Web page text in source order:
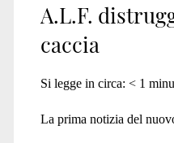
A.L.F.
caccia
Si legge in circa: < 1
La prima notizia del